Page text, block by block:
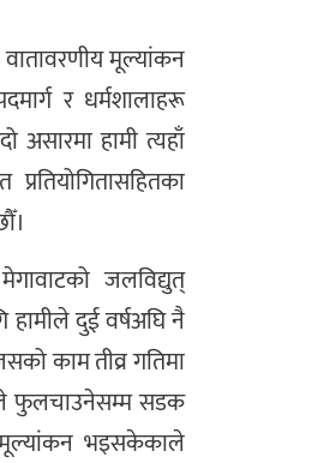
मूल्यांकन
र धर्मशालाहरू
असारमा हामी त्यहाँ
प्रतियोगितासहितका
जलविद्युत्
हामीले दुई वर्षअघि नै
काम तीव्र गतिमा
फुलचाउनेसम्म सडक
भइसकेकाले